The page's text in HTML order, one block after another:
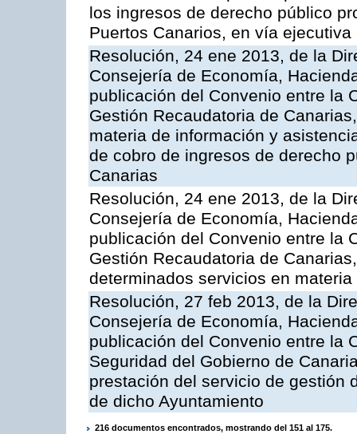
los ingresos de derecho público
Puertos Canarios, en vía ejecutiva
Resolución, 24 ene 2013, de la
Consejería de Economía,
publicación del Convenio entre la
Gestión Recaudatoria de
materia de información y
de cobro de ingresos de derecho
Canarias
Resolución, 24 ene 2013, de la
Consejería de Economía,
publicación del Convenio entre la
Gestión Recaudatoria de
determinados servicios en materia
Resolución, 27 feb 2013, de la
Consejería de Economía,
publicación del Convenio entre la
Seguridad del Gobierno de
prestación del servicio de gestión
de dicho Ayuntamiento
216 documentos encontrados, mostrando del 151 al 175.